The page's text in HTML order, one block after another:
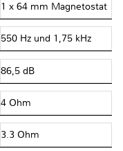
1 x 64 mm Magnetostat
550 Hz und 1,75 kHz
86,5 dB
4 Ohm
3.3 Ohm